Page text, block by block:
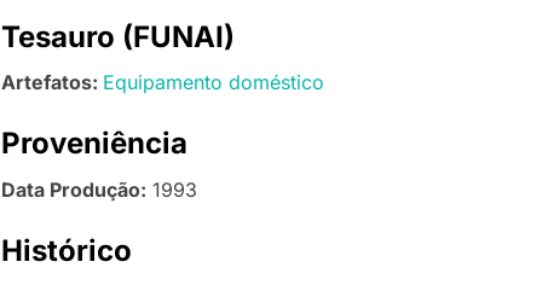
Tesauro (FUNAI)
Artefatos: Equipamento doméstico
Proveniência
Data Produção: 1993
Histórico